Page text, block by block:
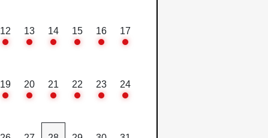
12 13 14 15 16 17
19 20 21 22 23 24